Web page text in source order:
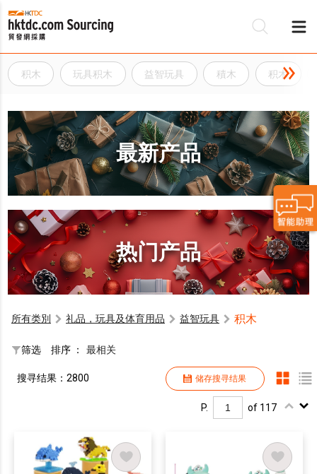
积木 玩具积木 益智玩具 積木 积木
最新产品
热门产品
所有类別 礼品，玩具及体育用品 益智玩具 积木
筛选 排序 ： 最相关
储存搜寻结果
搜寻结果：2800
P. of 117